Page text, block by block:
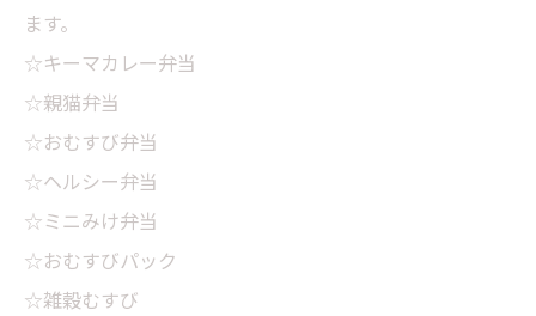
ます。
☆キーマカレー弁当
☆親猫弁当
☆おむすび弁当
☆ヘルシー弁当
☆ミニみけ弁当
☆おむすびパック
☆雑穀むすび